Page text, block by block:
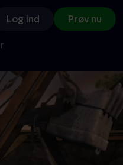
Log ind Prøv nu